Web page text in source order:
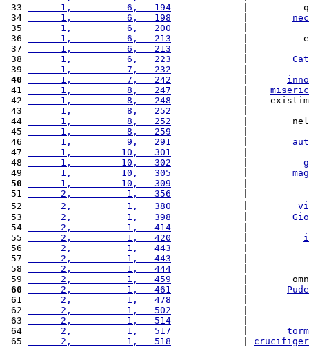
33
      1,          6,   194
|
34
      1,          6,   198
35
      1,          6,   200
36
      1,          6,   213
|
37
      1,          6,   213
38
      1,          6,   223
39
      1,          7,   232
40
      1,          7,   242
41
      1,          8,   247
42
      1,          8,   248
|
43
      1,          8,   252
44
      1,          8,   252
|
45
      1,          8,   259
46
      1,          9,   291
47
      1,         10,   301
48
      1,         10,   302
49
      1,         10,   305
50
      1,         10,   309
51
      2,          1,   356
52
      2,          1,   380
53
      2,          1,   398
54
      2,          1,   414
55
      2,          1,   420
56
      2,          1,   443
57
      2,          1,   443
58
      2,          1,   444
59
      2,          1,   459
|
60
      2,          1,   461
61
      2,          1,   478
62
      2,          1,   502
63
      2,          1,   514
64
      2,          1,   517
65
      2,          1,   518